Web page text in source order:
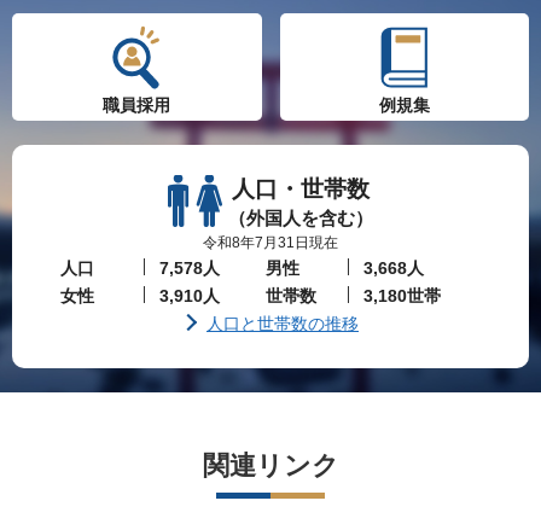
職員採用 例規集
人口・世帯数
（外国人を含む）
令和8年7月31日現在
人口 7,578人 男性
3,668人
女性
3,910人 世帯数
3,180世帯
人口と世帯数の推移
関連リンク